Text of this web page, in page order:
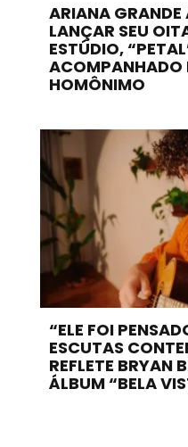
ARIANA GRANDE
LANÇAR SEU
ESTÚDIO,
ACOMPANHADO
HOMÔNIMO
“ELE FOI
ESCUTAS
REFLETE BRYAN
ÁLBUM “BELA